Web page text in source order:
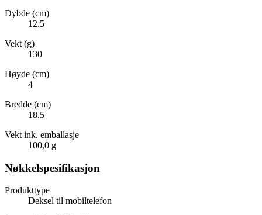
Dybde (cm)
12.5
Vekt (g)
130
Høyde (cm)
4
Bredde (cm)
18.5
Vekt ink. emballasje
100,0 g
Nøkkelspesifikasjon
Produkttype
Deksel til mobiltelefon